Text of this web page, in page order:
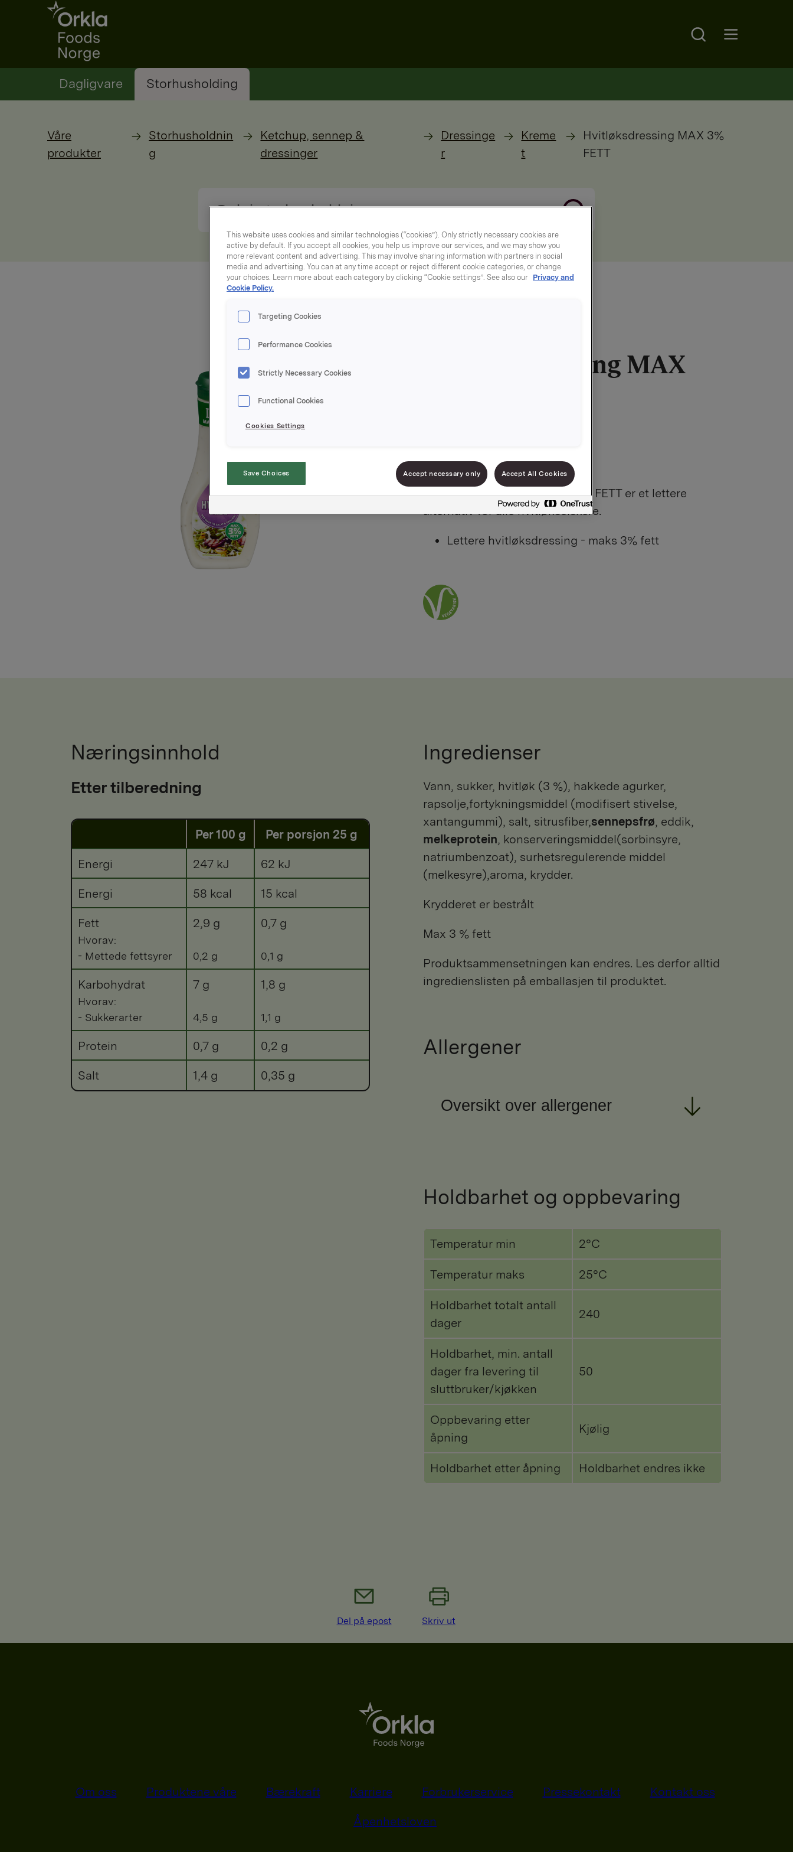
Go to frontpage
Search
Dagligvare Storhusholding
Våre
produkter
Storhusholdnin
g
Ketchup, sennep &
dressinger
Dressinge
r
Kreme
t
Hvitløksdressing MAX 3%
FETT
Hvitløksdressing MAX
EPD-nr. 4658316
Idun Hvitløksdressing MAX 3% FETT er et lettere
alternativ for alle hvitløkselskere.
Lettere hvitløksdressing - maks 3% fett
Næringsinnhold
Etter tilberedning
Per 100 g Per porsjon 25 g
Energi 247 kJ 62 kJ
Energi 58 kcal 15 kcal
Fett
Hvorav:
- Mettede fettsyrer
2,9 g
0,2 g
0,7 g
0,1 g
Karbohydrat
Hvorav:
- Sukkerarter
7 g
4,5 g
1,8 g
1,1 g
Protein 0,7 g 0,2 g
Salt 1,4 g 0,35 g
Ingredienser
vann, sukker, hvitløk (3 %), hakkede agurker,
rapsolje,fortykningsmiddel (modifisert stivelse,
xantangummi), salt, sitrusfiber,sennepsfrø, eddik,
melkeprotein, konserveringsmiddel(sorbinsyre,
natriumbenzoat), surhetsregulerende middel
(melkesyre),aroma, krydder.
Krydderet er bestrålt
Max 3 % fett
Produktsammensetningen kan endres. Les derfor alltid
ingredienslisten på emballasjen til produktet.
Allergener
Oversikt over allergener
Holdbarhet og oppbevaring
Temperatur min 2°C
Temperatur maks 25°C
Holdbarhet totalt antall
dager
240
Holdbarhet, min. antall
dager fra levering til
sluttbruker/kjøkken
50
Oppbevaring etter
åpning
Kjølig
Holdbarhet etter åpning Holdbarhet endres ikke
Del på epost Skriv ut
Om oss Produktene våre Bærekraft Karriere Forbrukerservice Pressekontakt Kontakt oss
Åpenhetsloven
This website uses cookies and similar technologies (“cookies”). Only strictly necessary cookies are
active by default. If you accept all cookies, you help us improve our services, and we may show you
more relevant content and advertising. This may involve sharing information with partners in social
media and advertising. You can at any time accept or reject different cookie categories, or change
your choices. Learn more about each category by clicking “Cookie settings”. See also our Privacy and
Cookie Policy.
Targeting Cookies
Performance Cookies
Strictly Necessary Cookies
Functional Cookies
Cookies Settings
Save Choices Accept necessary only Accept All Cookies